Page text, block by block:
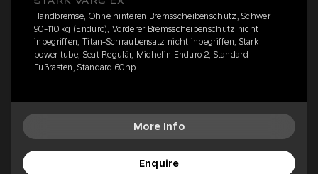
STARK VARG EX
Handbremse, Ohne hinteren Bremsscheibenschutz, Schwer
90-110 kg (Enduro), Vorderer Bremsscheibenschutz nicht
inbegriffen, Titan-Schraubensatz nicht inbegriffen, Stark
power tube, Seat Regulär, Michelin Enduro 2, Standard-
Fußrasten, Standard 60hp
More Info
Enquire